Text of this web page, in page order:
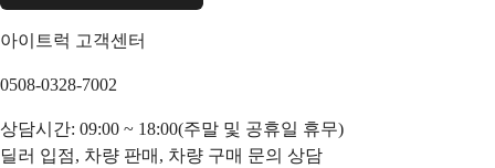
아이트럭 고객센터
0508-0328-7002
상담시간: 09:00 ~ 18:00(주말 및 공휴일 휴무)
딜러 입점, 차량 판매, 차량 구매 문의 상담